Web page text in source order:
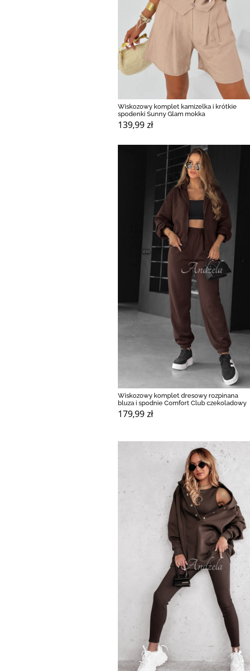
Wiskozowy komplet kamizelka i krótkie
spodenki Sunny Glam mokka
139,99 zł
Wiskozowy komplet dresowy rozpinana
bluza i spodnie Comfort Club czekoladowy
179,99 zł